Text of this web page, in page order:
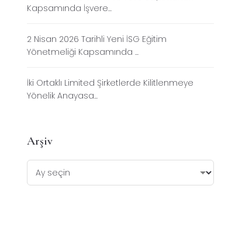
Kapsamında İşvere...
2 Nisan 2026 Tarihli Yeni İSG Eğitim
Yönetmeliği Kapsamında ...
İki Ortaklı Limited Şirketlerde Kilitlenmeye
Yönelik Anayasa...
Arşiv